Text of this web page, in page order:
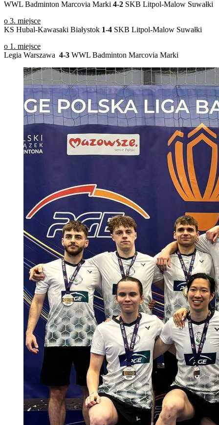
WWL Badminton Marcovia Marki 4-2 SKB Litpol-Malow Suwałki
o 3. miejsce
KS Hubal-Kawasaki Białystok 1-4 SKB Litpol-Malow Suwałki
o 1. miejsce
Legia Warszawa 4-3 WWL Badminton Marcovia Marki